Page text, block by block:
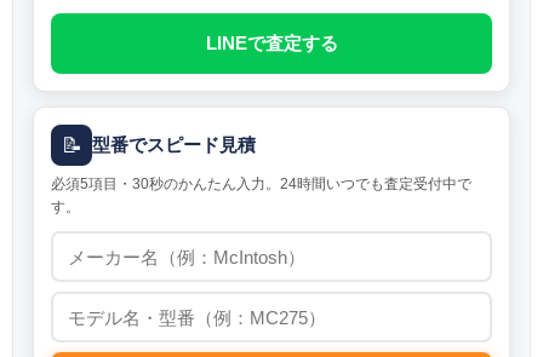
LINEで査定する
📝 型番でスピード見積
必須5項目・30秒のかんたん入力。24時間いつでも査定受付中で
す。